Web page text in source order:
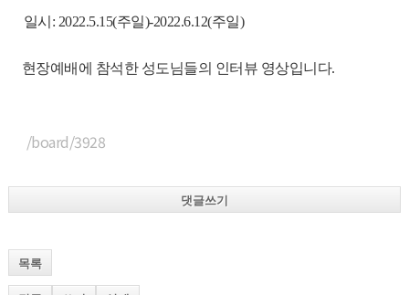
일시: 2022.5.15(주일)-2022.6.12(주일)
현장예배에 참석한 성도님들의 인터뷰 영상입니다.
/board/3928
댓글쓰기
목록